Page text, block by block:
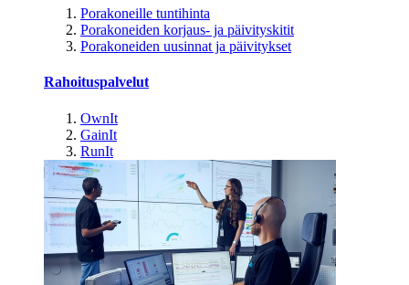
Porakoneille tuntihinta
Porakoneiden korjaus- ja päivityskitit
Porakoneiden uusinnat ja päivitykset
Rahoituspalvelut
OwnIt
GainIt
RunIt